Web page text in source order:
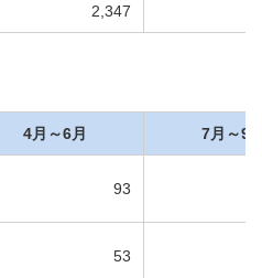
2,347
4月～6月 7月～9
93
53